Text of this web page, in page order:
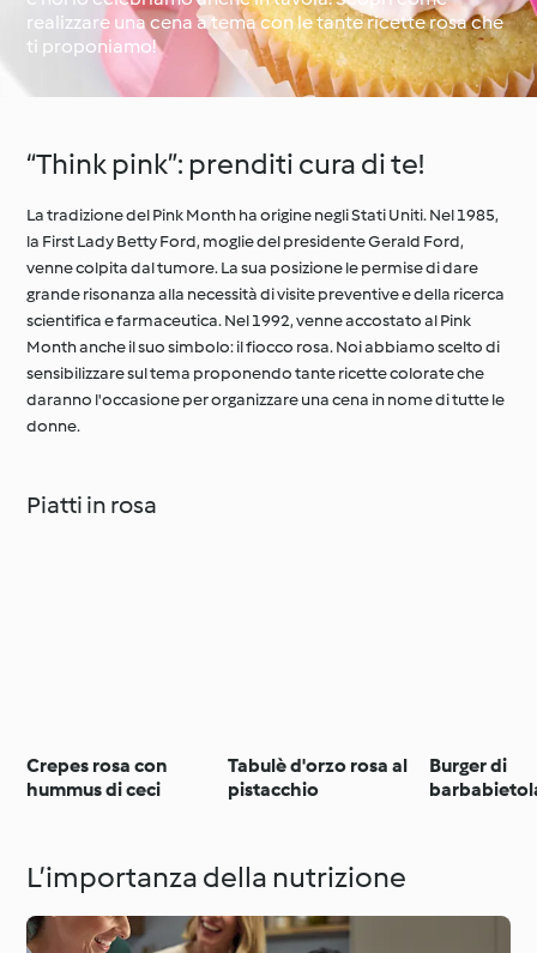
Il giro del mondo con
Cookidoo®
Impara con
Cookidoo®
realizzare una cena a tema con le tante ricette rosa che
ti proponiamo!
“Think pink”: prenditi cura di te!
La tradizione del Pink Month ha origine negli Stati Uniti. Nel 1985,
la First Lady Betty Ford, moglie del presidente Gerald Ford,
venne colpita dal tumore. La sua posizione le permise di dare
grande risonanza alla necessità di visite preventive e della ricerca
scientifica e farmaceutica. Nel 1992, venne accostato al Pink
Month anche il suo simbolo: il fiocco rosa. Noi abbiamo scelto di
sensibilizzare sul tema proponendo tante ricette colorate che
daranno l'occasione per organizzare una cena in nome di tutte le
donne.
Piatti in rosa
Crepes rosa con
hummus di ceci
Tabulè d'orzo rosa al
pistacchio
Burger di
L’importanza della nutrizione